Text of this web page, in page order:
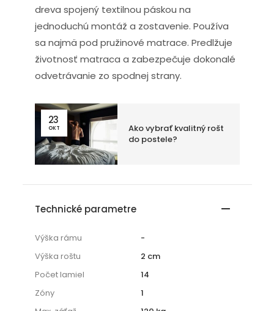
dreva spojený textilnou páskou na
jednoduchú montáž a zostavenie. Používa
sa najmä pod pružinové matrace. Predlžuje
životnosť matraca a zabezpečuje dokonalé
odvetrávanie zo spodnej strany.
23
OKT
Ako vybrať kvalitný rošt
do postele?
Technické parametre
Výška rámu
-
Výška roštu
2 cm
Počet lamiel
14
Zóny
1